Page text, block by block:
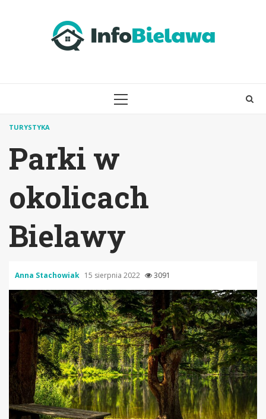
PRIMARY
TURYSTYKA
Parki w
okolicach
Bielawy
Anna Stachowiak 15 sierpnia 2022 3091